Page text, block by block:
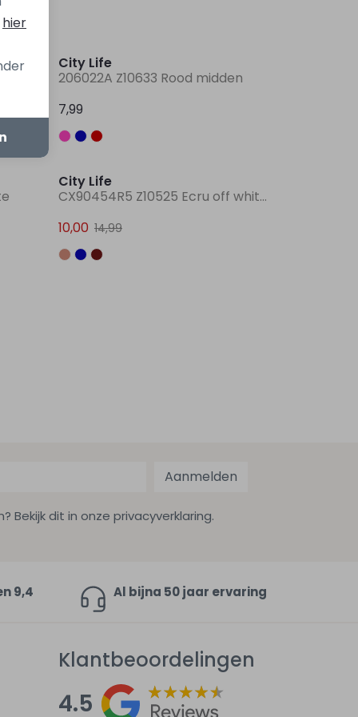
City Life
206022A Z10633 Rood midden
7,99
City Life
CX90454R5 Z10525 Ecru off white
10,00 14,99
Aanmelden
Bekijk dit in onze privacyverklaring.
9,4 Al bijna 50 jaar ervaring
Klantbeoordelingen
4.5
hier